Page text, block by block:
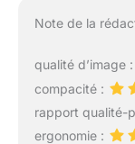
Note de la
qualité d’image :
compacité :
rapport qualité-
ergonomie :